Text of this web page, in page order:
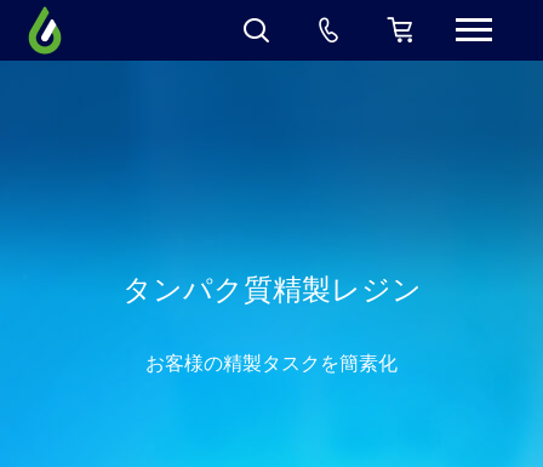
タンパク質精製レジン
お客様の精製タスクを簡素化